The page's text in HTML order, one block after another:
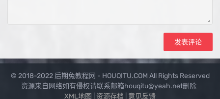
© 2018-2022 后期兔教程网 - HOUQITU.COM All Rights Reserved
资源来自网络如有侵权请联系邮箱houqitu@yeah.net删除
XML地图
资源存档 意见反馈